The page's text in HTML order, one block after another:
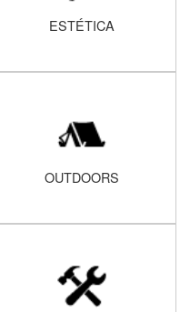
ESTÉTICA
OUTDOORS